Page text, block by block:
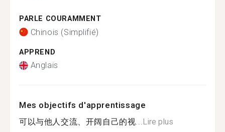
PARLE COURAMMENT
Chinois (Simplifié)
APPREND
Anglais
Mes objectifs d'apprentissage
可以与他人交流、开阔自己的视...Lire plus